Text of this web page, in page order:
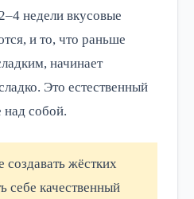
недели вкусовые
и то, что раньше
начинает
Это естественный
над собой.
жёстких
себе качественный